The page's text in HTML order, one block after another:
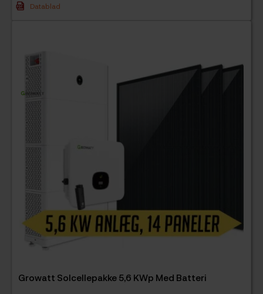
Datablad
Growatt Solcellepakke 5,6 KWp Med Batteri